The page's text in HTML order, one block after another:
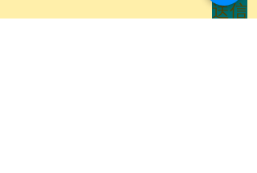
送信